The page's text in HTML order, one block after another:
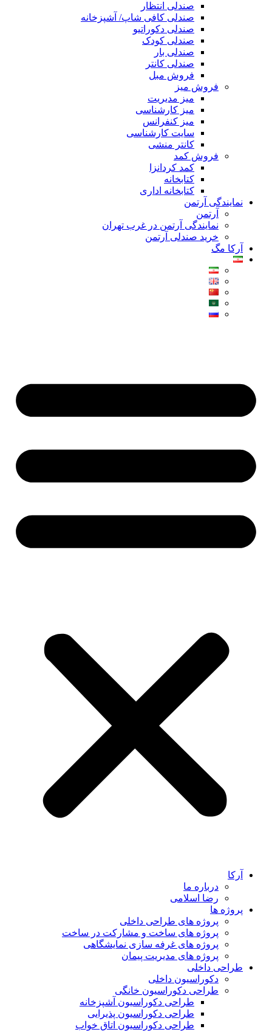
صندلی انتظار
صندلی کافی شاپ/ آشپزخانه
صندلی دکوراتیو
صندلی کودک
صندلی بار
صندلی کانتر
فروش مبل
فروش میز
میز مدیریت
میز کارشناسی
میز کنفرانس
سایت کارشناسی
کانتر منشی
فروش کمد
کمد کردانزا
کتابخانه
کتابخانه اداری
نمایندگی آرتمن
آرتمن
نمایندگی آرتمن در غرب تهران
خرید صندلی آرتمن
آرکا مگ
آرکا
درباره ما
رضا اسلامی
پروژه ها
پروژه های طراحی داخلی
پروژه های ساخت و مشارکت در ساخت
پروژه های غرفه سازی نمایشگاهی
پروژه های مدیریت پیمان
طراحی داخلی
دکوراسیون داخلی
طراحی دکوراسیون خانگی
طراحی دکوراسیون آشپزخانه
طراحی دکوراسیون پذیرایی
طراحی دکوراسیون اتاق خواب